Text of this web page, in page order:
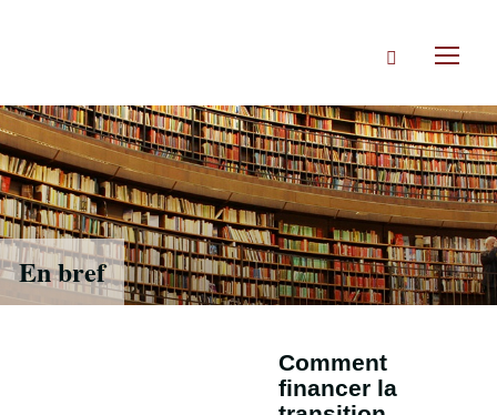
Rechercher
En bref
Comment
financer la